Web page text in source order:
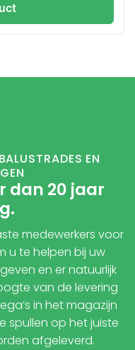
EN
dan 20 jaar
medewerkers voor
u te helpen bij uw
en er natuurlijk
van de levering
in het magazijn
spullen op het juiste
afgeleverd.